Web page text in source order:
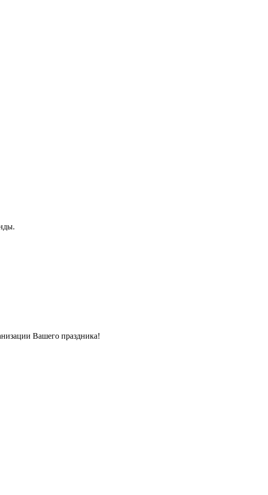
Вашего праздника!